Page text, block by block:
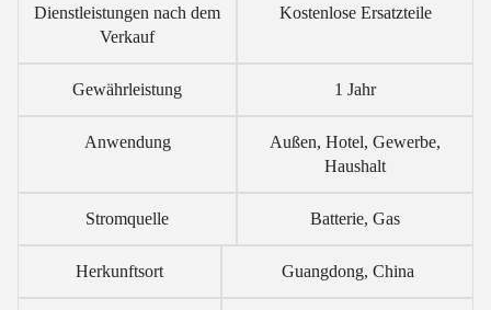
Dienstleistungen nach dem
Verkauf
Kostenlose Ersatzteile
Gewährleistung 1 Jahr
Anwendung
Außen, Hotel, Gewerbe,
Haushalt
Stromquelle Batterie, Gas
Herkunftsort Guangdong, China